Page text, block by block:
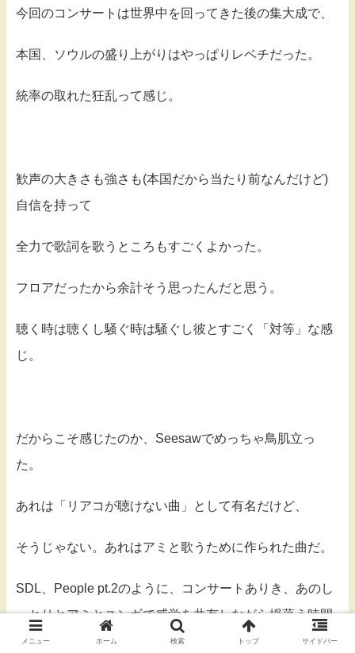
今回のコンサートは世界中を回ってきた後の集大成で、
本国、ソウルの盛り上がりはやっぱりレベチだった。
統率の取れた狂乱って感じ。
歓声の大きさも強さも(本国だから当たり前なんだけど)
自信を持って
全力で歌詞を歌うところもすごくよかった。
フロアだったから余計そう思ったんだと思う。
聴く時は聴くし騒ぐ時は騒ぐし彼とすごく「対等」な感
じ。
だからこそ感じたのか、Seesawでめっちゃ鳥肌立っ
た。
あれは「リアコが聴けない曲」として有名だけど、
そうじゃない。あれはアミと歌うために作られた曲だ。
SDL、People pt.2のように、コンサートありき、あのし
っとりとアミとユンギで感覚を共有しながら揺蕩う時間
ありきの曲だ。
メニュー ホーム 検索 トップ サイドバー